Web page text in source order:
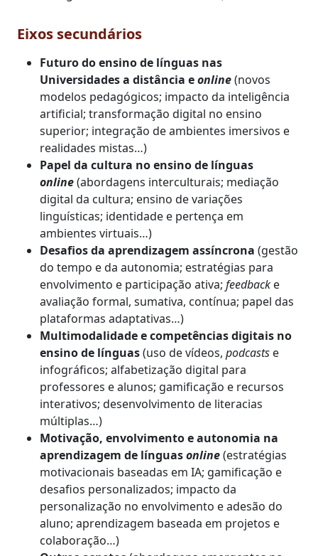
Eixos secundários
Futuro do ensino de línguas nas
Universidades a distância eonline(novos
modelos pedagógicos; impacto da inteligência
artificial; transformação digital no ensino
superior; integração de ambientes imersivos e
realidades mistas…)
Papel da cultura no ensino de línguas
online(abordagens interculturais; mediação
digital da cultura; ensino de variações
linguísticas; identidade e pertença em
ambientes virtuais…)
Desafios da aprendizagem assíncrona (gestão
do tempo e da autonomia; estratégias para
envolvimento e participação ativa; feedback e
avaliação formal, sumativa, contínua; papel das
plataformas adaptativas…)
Multimodalidade e competências digitais no
ensino de línguas(uso de vídeos, podcasts e
infográficos; alfabetização digital para
professores e alunos; gamificação e recursos
interativos; desenvolvimento de literacias
múltiplas…)
Motivação, envolvimento e autonomia na
aprendizagem de línguasonline(estratégias
motivacionais baseadas em IA; gamificação e
desafios personalizados; impacto da
personalização no envolvimento e adesão do
aluno; aprendizagem baseada em projetos e
colaboração…)